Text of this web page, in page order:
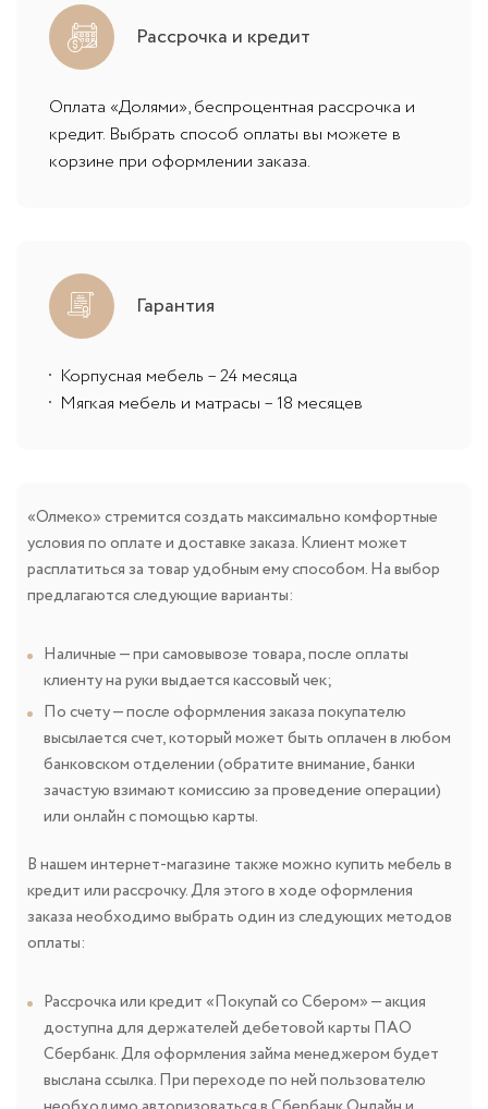
Рассрочка и кредит
Оплата «Долями», беспроцентная рассрочка и
кредит. Выбрать способ оплаты вы можете в
корзине при оформлении заказа.
Гарантия
Корпусная мебель – 24 месяца
Мягкая мебель и матрасы – 18 месяцев
«Олмеко» стремится создать максимально комфортные
условия по оплате и доставке заказа. Клиент может
расплатиться за товар удобным ему способом. На выбор
предлагаются следующие варианты:
Наличные — при самовывозе товара, после оплаты
клиенту на руки выдается кассовый чек;
По счету — после оформления заказа покупателю
высылается счет, который может быть оплачен в любом
банковском отделении (обратите внимание, банки
зачастую взимают комиссию за проведение операции)
или онлайн с помощью карты.
В нашем интернет-магазине также можно купить мебель в
кредит или рассрочку. Для этого в ходе оформления
заказа необходимо выбрать один из следующих методов
оплаты:
Рассрочка или кредит «Покупай со Сбером» — акция
доступна для держателей дебетовой карты ПАО
Сбербанк. Для оформления займа менеджером будет
выслана ссылка. При переходе по ней пользователю